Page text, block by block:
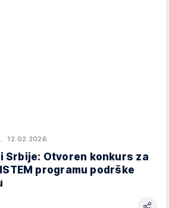
12.02.2026.
Srbije: Otvoren konkurs za
programu podrške